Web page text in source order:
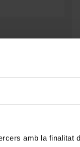
amb la finalitat